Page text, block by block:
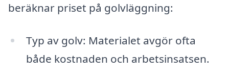
beräknar priset på golvläggning:
Typ av golv: Materialet avgör ofta
både kostnaden och arbetsinsatsen.